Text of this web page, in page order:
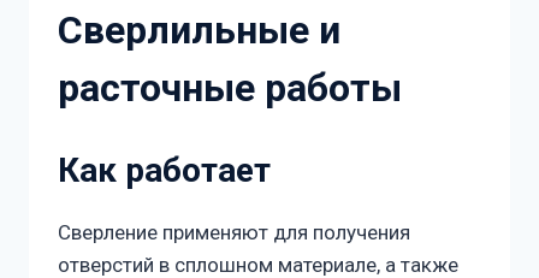
Сверлильные и
расточные работы
Как работает
Сверление применяют для получения
отверстий в сплошном материале, а также